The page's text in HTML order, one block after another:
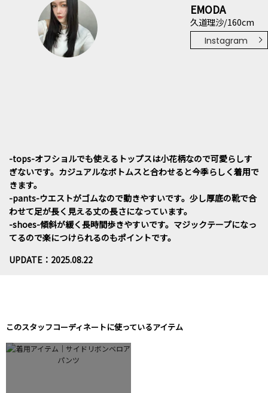
EMODA
久道理沙/160cm
Instagram
-tops-オフショルでも使えるトップスは小花柄なので可愛らしす
ぎないです。カジュアルなボトムスと合わせると今季らしく着用で
きます。
-pants-ウエストがゴムなので動きやすいです。少し厚底の靴で合
わせて足が長く見える丈の長さになっています。
-shoes-傾斜が緩く長時間歩きやすいです。マジックテープになっ
てるので楽につけられるのもポイントです。
UPDATE：2025.08.22
このスタッフコーディネートに使っているアイテム